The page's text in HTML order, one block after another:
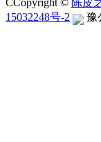
15032248号-2
豫